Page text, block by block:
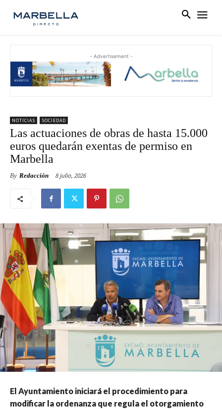
- Advertisement -
NOTICIAS SOCIEDAD
Las actuaciones de obras de hasta 15.000
euros quedarán exentas de permiso en
Marbella
By Redacción 8 julio, 2026
El Ayuntamiento iniciará el procedimiento para
modificar la ordenanza que regula el otorgamiento